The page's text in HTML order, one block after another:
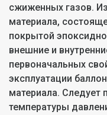
сжиженных газов.
материала,
покрытой
внешние и
первоначальных
эксплуатации
материала. Следует
температуры